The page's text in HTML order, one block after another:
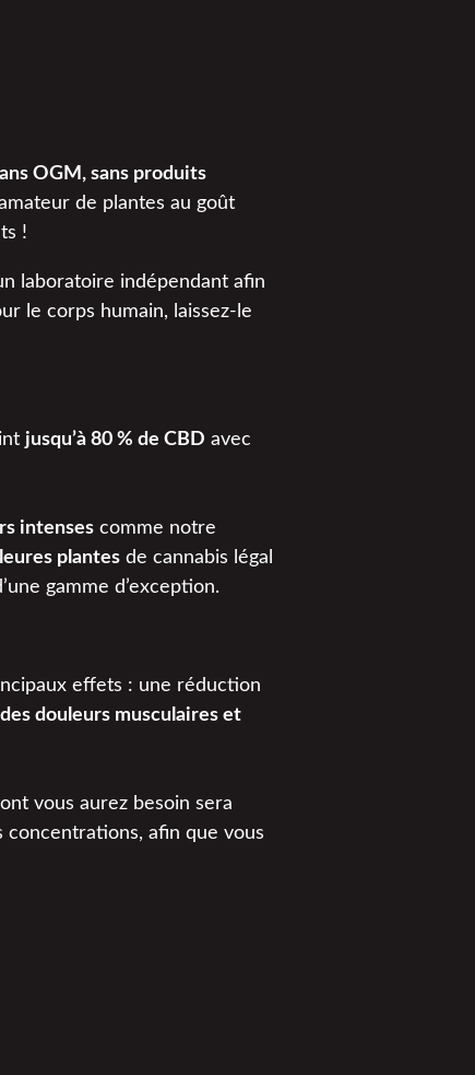
OGM, sans produits
de plantes au goût
!
laboratoire indépendant afin
le corps humain, laissez-le
jusqu’à 80 % de CBD avec
intenses comme notre
plantes de cannabis légal
gamme d’exception.
effets : une réduction
douleurs musculaires et
vous aurez besoin sera
concentrations, afin que vous